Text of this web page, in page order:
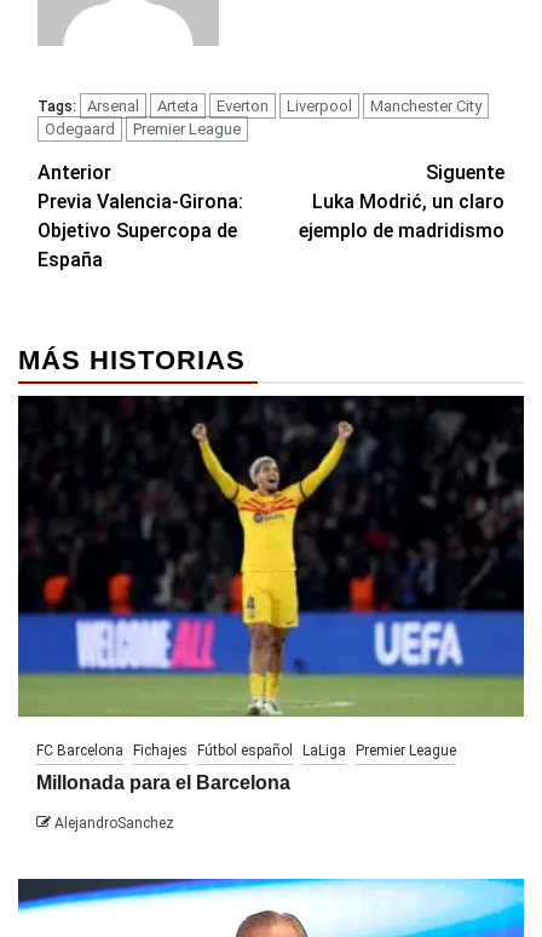
Tags: Arsenal Arteta Everton Liverpool
Manchester City
Odegaard
Premier League
Navegación
de
entradas
Anterior
Previa Valencia-Girona:
Objetivo Supercopa de
España
Siguente
Luka Modrić, un claro
ejemplo de madridismo
MÁS HISTORIAS
FC Barcelona Fichajes Fútbol español LaLiga Premier League
Millonada para el Barcelona
AlejandroSanchez